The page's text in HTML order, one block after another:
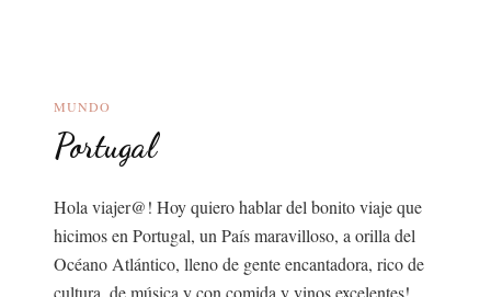
MUNDO
Portugal
Hola viajer@! Hoy quiero hablar del bonito viaje que
hicimos en Portugal, un País maravilloso, a orilla del
Océano Atlántico, lleno de gente encantadora, rico de
cultura, de música y con comida y vinos excelentes!